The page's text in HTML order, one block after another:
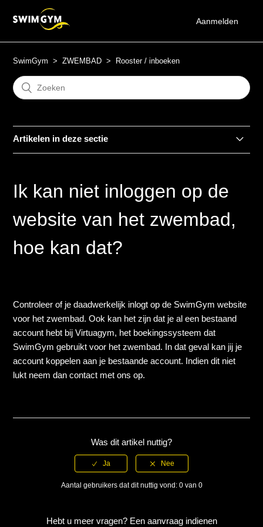
Aanmelden
SwimGym ZWEMBAD Rooster / inboeken
Artikelen in deze sectie
Wanneer kan ik mijn training voor het SwimGym zwembad
Moet ik altijd mijn zwemtraining reserveren?
Wat zijn de verschillende zwemniveaus?
Ik kan niet inloggen op de website van het zwembad, hoe
kan dat?
Kan ik mijn geboekte training annuleren?
Moet ik altijd een uur zwemmen?
Ik kan niet inboeken in het zwembad. Hoe kan dat?
Ik kan niet inloggen op de
website van het zwembad,
hoe kan dat?
Controleer of je daadwerkelijk inlogt op de SwimGym website
voor het zwembad. Ook kan het zijn dat je al een bestaand
account hebt bij Virtuagym, het boekingssysteem dat
SwimGym gebruikt voor het zwembad. In dat geval kan jij je
account koppelen aan je bestaande account. Indien dit niet
lukt neem dan contact met ons op.
Was dit artikel nuttig?
Aantal gebruikers dat dit nuttig vond: 0 van 0
Hebt u meer vragen? Een aanvraag indienen